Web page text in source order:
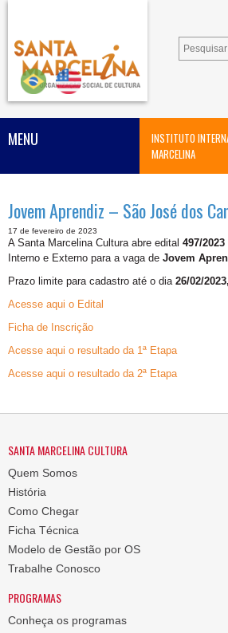
INSTITUTO
MARCELINA
MENU
Jovem Aprendiz – São José dos
17 de fevereiro de 2023
A Santa Marcelina Cultura abre edital 497/2023
Interno e Externo para a vaga de Jovem
Prazo limite para cadastro até o dia26/02/2023,
Acesse aqui o Edital
Ficha de Inscrição
Acesse aqui o resultado da 1ª Etapa
Acesse aqui o resultado da 2ª Etapa
SANTA MARCELINA CULTURA
Quem Somos
História
Como Chegar
Ficha Técnica
Modelo de Gestão por OS
Trabalhe Conosco
PROGRAMAS
Conheça os programas